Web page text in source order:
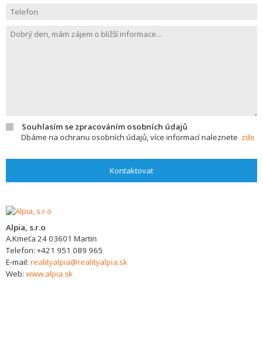
Souhlasím se zpracováním osobních údajů
Dbáme na ochranu osobních údajů, více informací naleznete zde
Kontaktovat
Alpia, s.r.o
A.Kmeťa 2403601 Martin
Telefon: +421 951 089 965
E-mail: realityalpia@realityalpia.sk
Web: www.alpia.sk